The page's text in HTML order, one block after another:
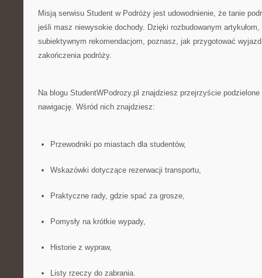
Misją serwisu Student w Podróży jest udowodnienie, że tanie
jeśli masz niewysokie dochody. Dzięki rozbudowanym
subiektywnym rekomendacjom, poznasz, jak przygotować
zakończenia podróży.
Na blogu StudentWPodrozy.pl znajdziesz przejrzyście
nawigację. Wśród nich znajdziesz:
Przewodniki po miastach dla studentów,
Wskazówki dotyczące rezerwacji transportu,
Praktyczne rady, gdzie spać za grosze,
Pomysły na krótkie wypady,
Historie z wypraw,
Listy rzeczy do zabrania.